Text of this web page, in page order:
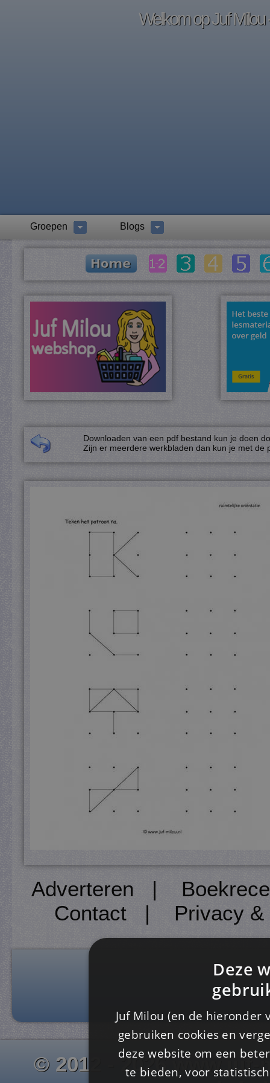
Welkom op Juf Milou
Groepen Blogs
Downloaden van een pdf bestand kun je doen
Zijn er meerdere werkbladen dan kun je met de
Adverteren |
Contact| Privacy
© 2012 - 2026
Deze
Juf Milou (en de
gebruiken cookies en
deze website om een
te bieden, voor